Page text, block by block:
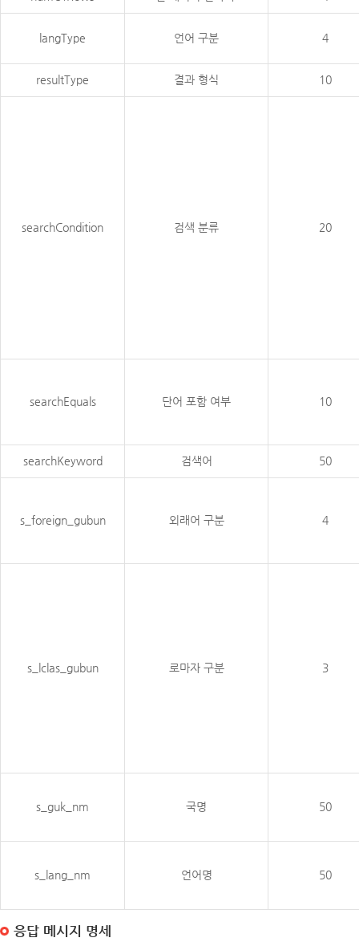
langType 언어 구분 4
resultType 결과 형식 10
searchCondition 검색 분류 20
searchEquals 단어 포함 여부 10
searchKeyword 검색어 50
s_foreign_gubun 외래어 구분 4
s_lclas_gubun 로마자 구분 3
s_guk_nm 국명 50
s_lang_nm 언어명 50
응답 메시지 명세